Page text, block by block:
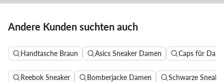
Andere Kunden suchten auch
Handtasche Braun Asics Sneaker Damen Caps für
Reebok Sneaker Bomberjacke Damen Schwarze